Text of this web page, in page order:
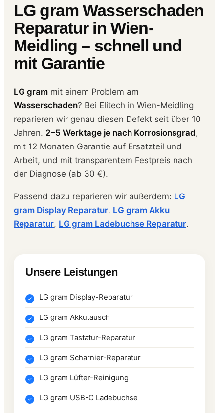
LG gram Wasserschaden
Reparatur in Wien-
Meidling – schnell und
mit Garantie
LG gram mit einem Problem am
Wasserschaden? Bei Elitech in Wien-Meidling
reparieren wir genau diesen Defekt seit über 10
Jahren. 2–5 Werktage je nach Korrosionsgrad,
mit 12 Monaten Garantie auf Ersatzteil und
Arbeit, und mit transparentem Festpreis nach
der Diagnose (ab 30 €).
Passend dazu reparieren wir außerdem: LG
gram Display Reparatur, LG gram Akku
Reparatur, LG gram Ladebuchse Reparatur.
Unsere Leistungen
LG gram Display-Reparatur
LG gram Akkutausch
LG gram Tastatur-Reparatur
LG gram Scharnier-Reparatur
LG gram Lüfter-Reinigung
LG gram USB-C Ladebuchse